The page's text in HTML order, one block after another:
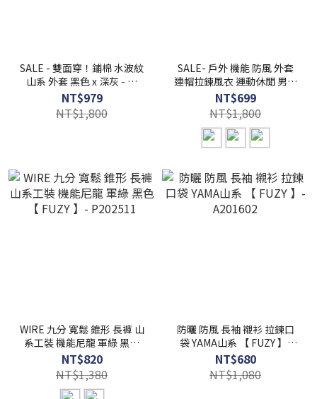
SALE - 雙面穿！鋪棉 水波紋
山系 外套 黑色 x 深灰 - 【
FUZY 】- A201626
NT$979
NT$1,800
SALE- 戶外 機能 防風 外套
連帽拉鍊風衣 運動休閒 男女
可穿 【 FUZY 】- A201663
NT$699
NT$1,800
WIRE 九分 寬鬆 錐形 長褲 山
系工裝 機能尼龍 軍綠 黑色
【 FUZY 】- P202511
NT$820
NT$1,380
防曬 防風 長袖 襯衫 拉鍊口
袋 YAMA山系 【 FUZY 】-
A201602
NT$680
NT$1,080